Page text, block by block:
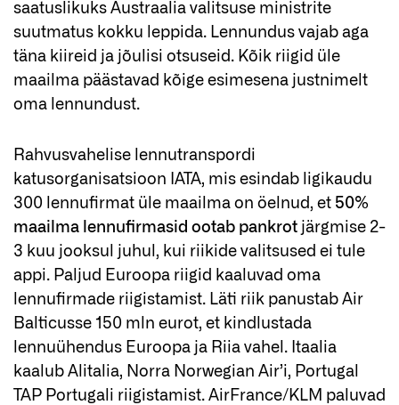
saatuslikuks Austraalia valitsuse ministrite
suutmatus kokku leppida. Lennundus vajab aga
täna kiireid ja jõulisi otsuseid. Kõik riigid üle
maailma päästavad kõige esimesena justnimelt
oma lennundust.
Rahvusvahelise lennutranspordi
katusorganisatsioon IATA, mis esindab ligikaudu
300 lennufirmat üle maailma on öelnud, et 50%
maailma lennufirmasid ootab pankrot järgmise 2-
3 kuu jooksul juhul, kui riikide valitsused ei tule
appi. Paljud Euroopa riigid kaaluvad oma
lennufirmade riigistamist. Läti riik panustab Air
Balticusse 150 mln eurot, et kindlustada
lennuühendus Euroopa ja Riia vahel. Itaalia
kaalub Alitalia, Norra Norwegian Air’i, Portugal
TAP Portugali riigistamist. AirFrance/KLM paluvad